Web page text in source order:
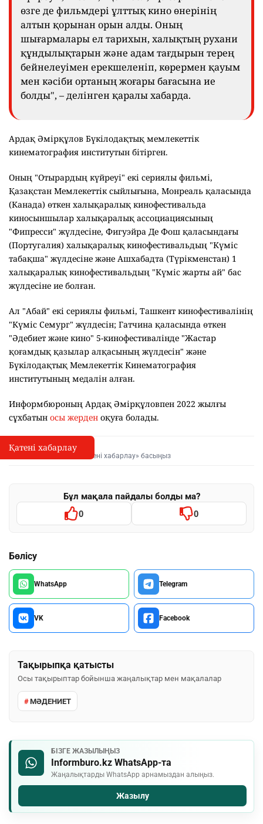
өзге де фильмдері ұлттық кино өнерінің
алтын қорынан орын алды. Оның
шығармалары ел тарихын, халықтың рухани
құндылықтарын және адам тағдырын терең
бейнелеуімен ерекшеленіп, көрермен қауым
мен кәсіби ортаның жоғары бағасына ие
болды", – делінген қаралы хабарда.
Ардақ Әмірқұлов Бүкілодақтық мемлекеттік
кинематография институтын бітірген.
Оның "Отырардың күйреуі" екі сериялы фильмі,
Қазақстан Мемлекеттік сыйлығына, Монреаль қаласында
(Канада) өткен халықаралық кинофестивальда
киносыншылар халықаралық ассоциациясының
"Фипресси" жүлдесіне, Фигуэйра Де Фош қаласындағы
(Португалия) халықаралық кинофестивальдың "Күміс
табақша" жүлдесіне және Ашхабадта (Түрікменстан) 1
халықаралық кинофестивальдың "Күміс жарты ай" бас
жүлдесіне ие болған.
Ал "Абай" екі сериялы фильмі, Ташкент кинофестивалінің
"Күміс Семург" жүлдесін; Гатчина қаласында өткен
"Әдебиет және кино" 5-кинофестивалінде "Жастар
қоғамдық қазылар алқасының жүлдесін" және
Бүкілодақтық Мемлекеттік Кинематография
институтының медалін алған.
Информбюроның Ардақ Әмірқұловпен 2022 жылғы
сұхбатын осы жерден оқуға болады.
I
Қате туралы хабарлау
Мәтінді белгілеп, «Қатені хабарлау» басыңыз
Бұл мақала пайдалы болды ма?
0 0
Бөлісу
WhatsApp Telegram
VK Facebook
Тақырыпқа қатысты
Осы тақырыптар бойынша жаңалықтар мен мақалалар
МӘДЕНИЕТ
БІЗГЕ ЖАЗЫЛЫҢЫЗ
Informburo.kz WhatsApp-та
Жаңалықтарды WhatsApp арнамыздан алыңыз.
Жазылу
Қатені хабарлау